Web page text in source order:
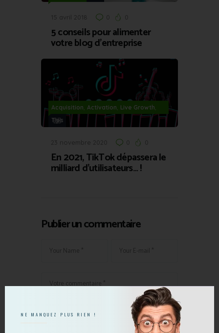
15 avril 2018 0 0
5 conseils pour alimenter
votre blog d’entreprise
Acquisition, Activation, Live Growth,
Tips
23 novembre 2020 0 0
En 2021, TikTok dépassera le
milliard d’utilisateurs… !
Publier un commentaire
NE MANQUEZ PLUS RIEN !